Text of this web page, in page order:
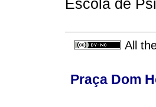
Escola de
All
Praça Dom